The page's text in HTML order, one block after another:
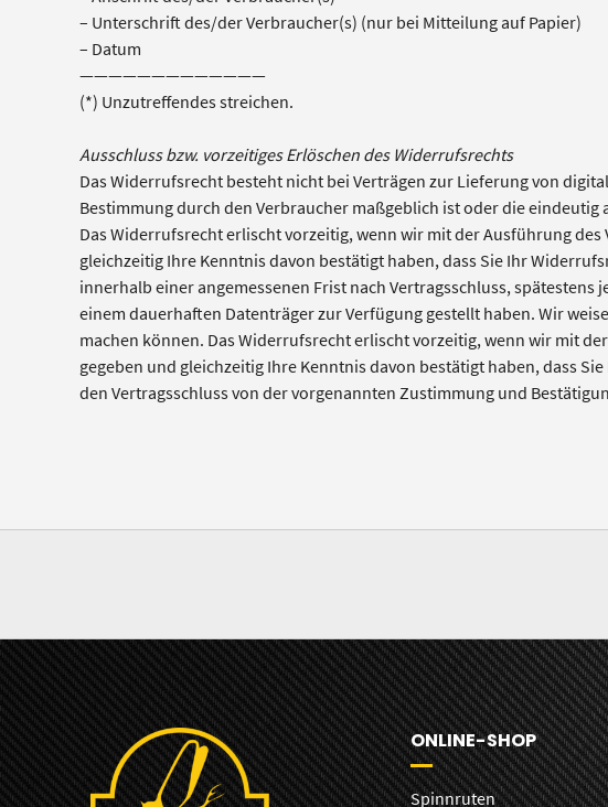
– Unterschrift des/der Verbraucher(s) (nur bei Mitteilung auf Papier)
– Datum
—————————————
(*) Unzutreffendes streichen.
Ausschluss bzw. vorzeitiges Erlöschen des Widerrufsrechts
Das Widerrufsrecht besteht nicht bei Verträgen zur Lieferung von
Bestimmung durch den Verbraucher maßgeblich ist oder die
Das Widerrufsrecht erlischt vorzeitig, wenn wir mit der Ausführung
gleichzeitig Ihre Kenntnis davon bestätigt haben, dass Sie Ihr
innerhalb einer angemessenen Frist nach Vertragsschluss,
einem dauerhaften Datenträger zur Verfügung gestellt haben. Wir
machen können. Das Widerrufsrecht erlischt vorzeitig, wenn wir mit
gegeben und gleichzeitig Ihre Kenntnis davon bestätigt haben, dass
den Vertragsschluss von der vorgenannten Zustimmung und
ONLINE-SHOP
Spinnruten